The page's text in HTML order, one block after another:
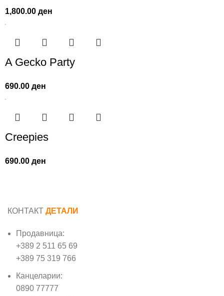
1,800.00ден
A Gecko Party
690.00ден
Creepies
690.00ден
КОНТАКТ ДЕТАЛИ
Продавница:
+389 2 511 65 69
+389 75 319 766
Канцеларии:
0890 77777